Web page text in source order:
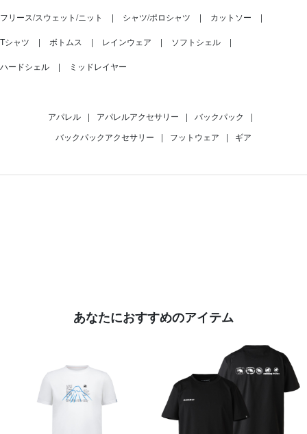
フリース/スウェット/ニット シャツ/ポロシャツ カットソー
Tシャツ ボトムス レインウェア ソフトシェル
ハードシェル ミッドレイヤー
アパレル | アパレルアクセサリー | バックパック
|
バックパックアクセサリー
| フットウェア | ギア
あなたにおすすめのアイテム